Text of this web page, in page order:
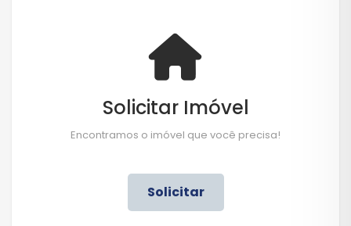
Solicitar Imóvel
Encontramos o imóvel que você precisa!
Solicitar